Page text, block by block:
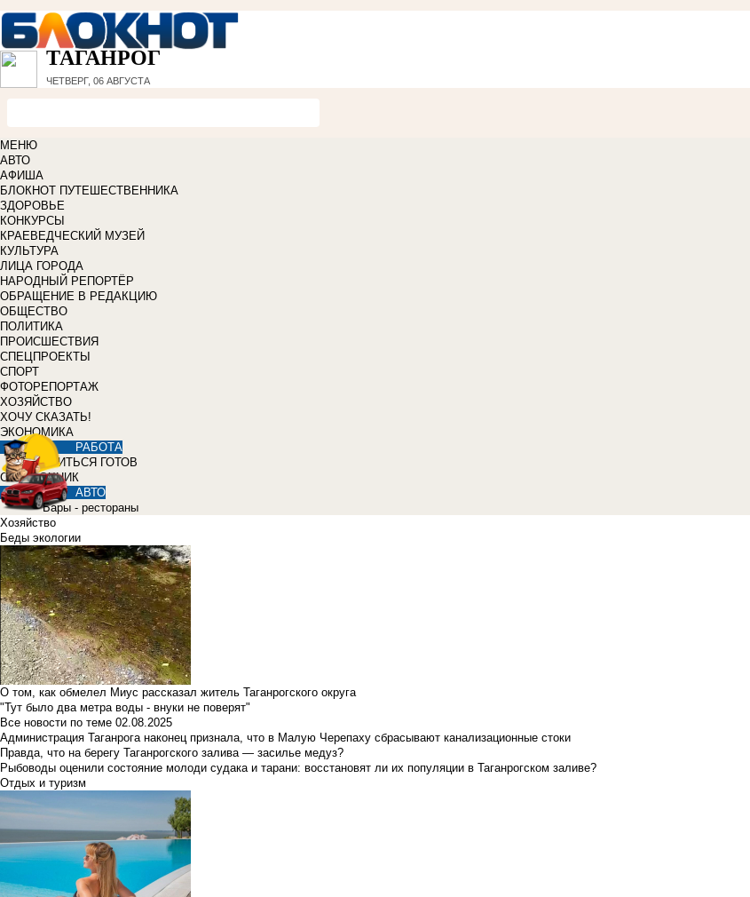
ТАГАНРОГ
ЧЕТВЕРГ, 06 АВГУСТА
МЕНЮ
АВТО
АФИША
БЛОКНОТ ПУТЕШЕСТВЕННИКА
ЗДОРОВЬЕ
КОНКУРСЫ
КРАЕВЕДЧЕСКИЙ МУЗЕЙ
КУЛЬТУРА
ЛИЦА ГОРОДА
НАРОДНЫЙ РЕПОРТЁР
ОБРАЩЕНИЕ В РЕДАКЦИЮ
ОБЩЕСТВО
ПОЛИТИКА
ПРОИСШЕСТВИЯ
СПЕЦПРОЕКТЫ
СПОРТ
ФОТОРЕПОРТАЖ
ХОЗЯЙСТВО
ХОЧУ СКАЗАТЬ!
ЭКОНОМИКА
РАБОТА
УЧИТЬСЯ ГОТОВ
СПРАВОЧНИК
АВТО
Бары - рестораны
Хозяйство
Беды экологии
О том, как обмелел Миус рассказал житель Таганрогского округа
"Тут было два метра воды - внуки не поверят"
Все новости по теме 02.08.2025
Администрация Таганрога наконец признала, что в Малую Черепаху сбрасывают канализационные стоки
Правда, что на берегу Таганрогского залива — засилье медуз?
Рыбоводы оценили состояние молоди судака и тарани: восстановят ли их популяции в Таганрогском заливе?
Отдых и туризм